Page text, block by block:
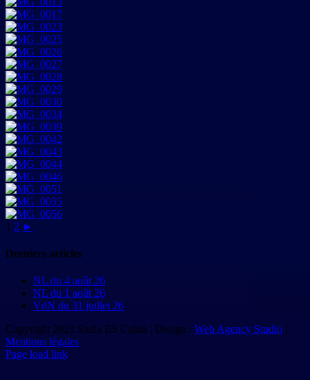
1 2 ►
Derniers articles
NL du 4 août 26
NL du 1 août 26
VdN du 31 juillet 26
Copyright 2021 Stella ES Calais | Design : Web Agency Studio |
Mentions légales
Page load link